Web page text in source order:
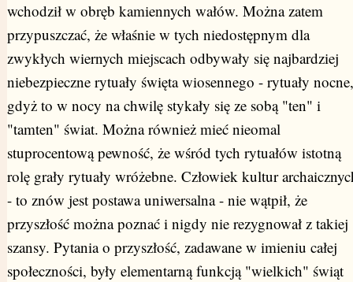
wchodził w obręb kamiennych wałów. Można zatem
przypuszczać, że właśnie w tych niedostępnym dla
zwykłych wiernych miejscach odbywały się najbardziej
niebezpieczne rytuały święta wiosennego - rytuały nocne,
gdyż to w nocy na chwilę stykały się ze sobą "ten" i
"tamten" świat. Można również mieć nieomal
stuprocentową pewność, że wśród tych rytuałów istotną
rolę grały rytuały wróżebne. Człowiek kultur
- to znów jest postawa uniwersalna - nie wątpił, że
przyszłość można poznać i nigdy nie rezygnował z takiej
szansy. Pytania o przyszłość, zadawane w imieniu całej
społeczności, były elementarną funkcją "wielkich" świąt